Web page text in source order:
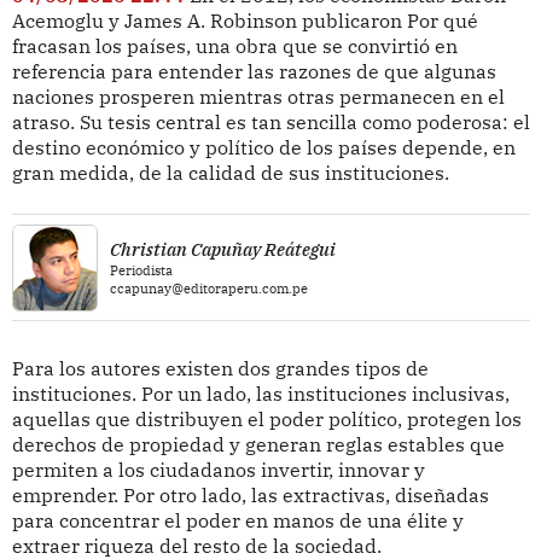
Acemoglu y James A. Robinson publicaron Por qué
fracasan los países, una obra que se convirtió en
referencia para entender las razones de que algunas
naciones prosperen mientras otras permanecen en el
atraso. Su tesis central es tan sencilla como poderosa: el
destino económico y político de los países depende, en
gran medida, de la calidad de sus instituciones.
Christian Capuñay Reátegui
Periodista
ccapunay@editoraperu.com.pe
Para los autores existen dos grandes tipos de
instituciones. Por un lado, las instituciones inclusivas,
aquellas que distribuyen el poder político, protegen los
derechos de propiedad y generan reglas estables que
permiten a los ciudadanos invertir, innovar y
emprender. Por otro lado, las extractivas, diseñadas
para concentrar el poder en manos de una élite y
extraer riqueza del resto de la sociedad.